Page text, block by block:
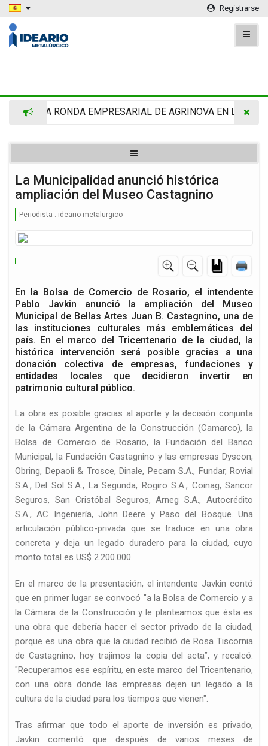
Registrarse
RONDA EMPRESARIAL DE AGRINOVA EN LA RURAL
d
La Municipalidad anunció histórica
ampliación del Museo Castagnino
Periodista : ideario metalurgico
En la Bolsa de Comercio de Rosario, el intendente
Pablo Javkin anunció la ampliación del Museo
Municipal de Bellas Artes Juan B. Castagnino, una de
las instituciones culturales más emblemáticas del
país. En el marco del Tricentenario de la ciudad, la
histórica intervención será posible gracias a una
donación colectiva de empresas, fundaciones y
entidades locales que decidieron invertir en
patrimonio cultural público.
La obra es posible gracias al aporte y la decisión conjunta
de la Cámara Argentina de la Construcción (Camarco), la
Bolsa de Comercio de Rosario, la Fundación del Banco
Municipal, la Fundación Castagnino y las empresas Dyscon,
Obring, Depaoli & Trosce, Dinale, Pecam S.A., Fundar, Rovial
S.A., Del Sol S.A., La Segunda, Rogiro S.A., Coinag, Sancor
Seguros, San Cristóbal Seguros, Arneg S.A., Autocrédito
S.A., AC Ingeniería, John Deere y Paso del Bosque. Una
articulación público-privada que se traduce en una obra
concreta y deja un legado duradero para la ciudad, cuyo
monto total es US$ 2.200.000.
En el marco de la presentación, el intendente Javkin contó
que en primer lugar se convocó "a la Bolsa de Comercio y a
la Cámara de la Construcción y le planteamos que ésta es
una obra que debería hacer el sector privado de la ciudad,
porque es una obra que la ciudad recibió de Rosa Tiscornia
de Castagnino, hoy trajimos la copia del acta”, y recalcó:
"Recuperamos ese espíritu, en este marco del Tricentenario,
con una obra donde las empresas dejen un legado a la
cultura de la ciudad para los tiempos que vienen".
Tras afirmar que todo el aporte de inversión es privado,
Javkin comentó que después de varios meses de